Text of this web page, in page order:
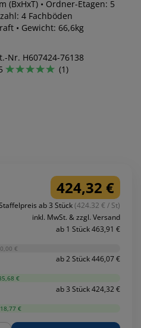
(BxHxT) • Ordner-Etagen: 5
4 Fachböden
• Gewicht: 66,6kg
Nr. H607424-76138
(1)
424,32 €
ab 3 Stück(424.32 € / St)
inkl. MwSt. & zzgl. Versand
ab 1 Stück 463,91 €
€
ab 2 Stück 446,07 €
€
ab 3 Stück 424,32 €
€